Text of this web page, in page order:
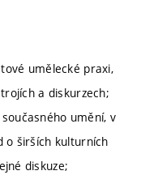
umělecké praxi,
a diskurzech;
umění, v
o širších kulturních
diskuze;